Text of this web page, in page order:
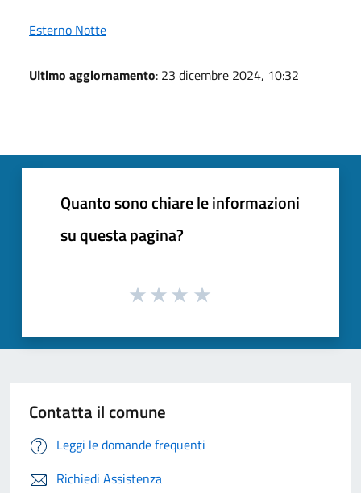
Esterno Notte
Ultimo aggiornamento: 23 dicembre 2024, 10:32
Quanto sono chiare le informazioni
su questa pagina?
Contatta il comune
Leggi le domande frequenti
Richiedi Assistenza